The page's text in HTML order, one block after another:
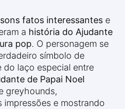
fatos interessantes e
a história do Ajudante
pop. O personagem se
símbolo de
do laço especial entre
de Papai Noel
greyhounds,
impressões e mostrando